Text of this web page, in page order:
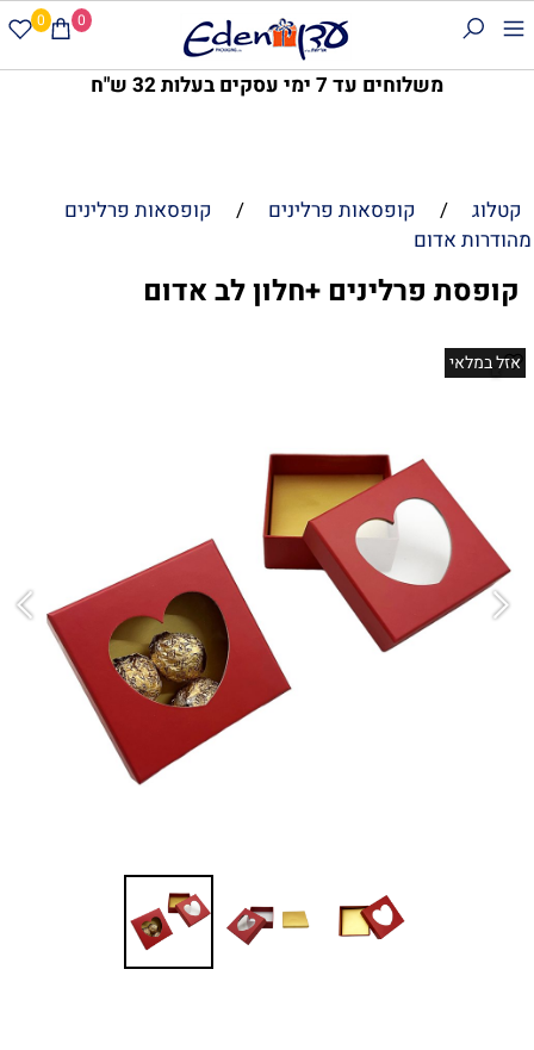
משלוחים עד 7 ימי עסקים בעלות 32 ש"ח
0 0
קטלוג / קופסאות פרלינים /
קופסאות פרלינים
מהודרות אדום
קופסת פרלינים +חלון לב אדום
אזל במלאי